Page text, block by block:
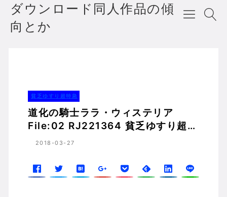
ダウンロード同人作品の傾
向とか
貧乏ゆすり超特急
道化の騎士ララ・ウィステリア
File:02 RJ221364 貧乏ゆすり超特
急の傾向
2018-03-27